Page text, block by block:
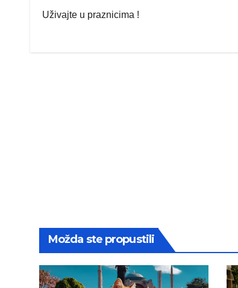
Uživajte u praznicima !
Možda ste propustili